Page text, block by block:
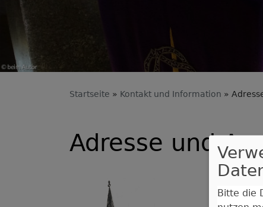
Startseite Kontakt und Information
Adresse und
Bitte die